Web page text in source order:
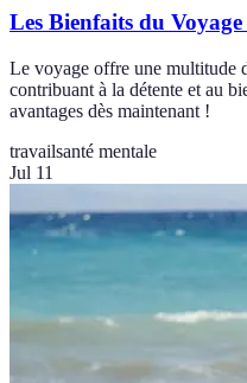
Les Bienfaits du
Le voyage offre une multitude
contribuant à la détente et au
avantages dès maintenant !
travailsanté mentale
Jul 11